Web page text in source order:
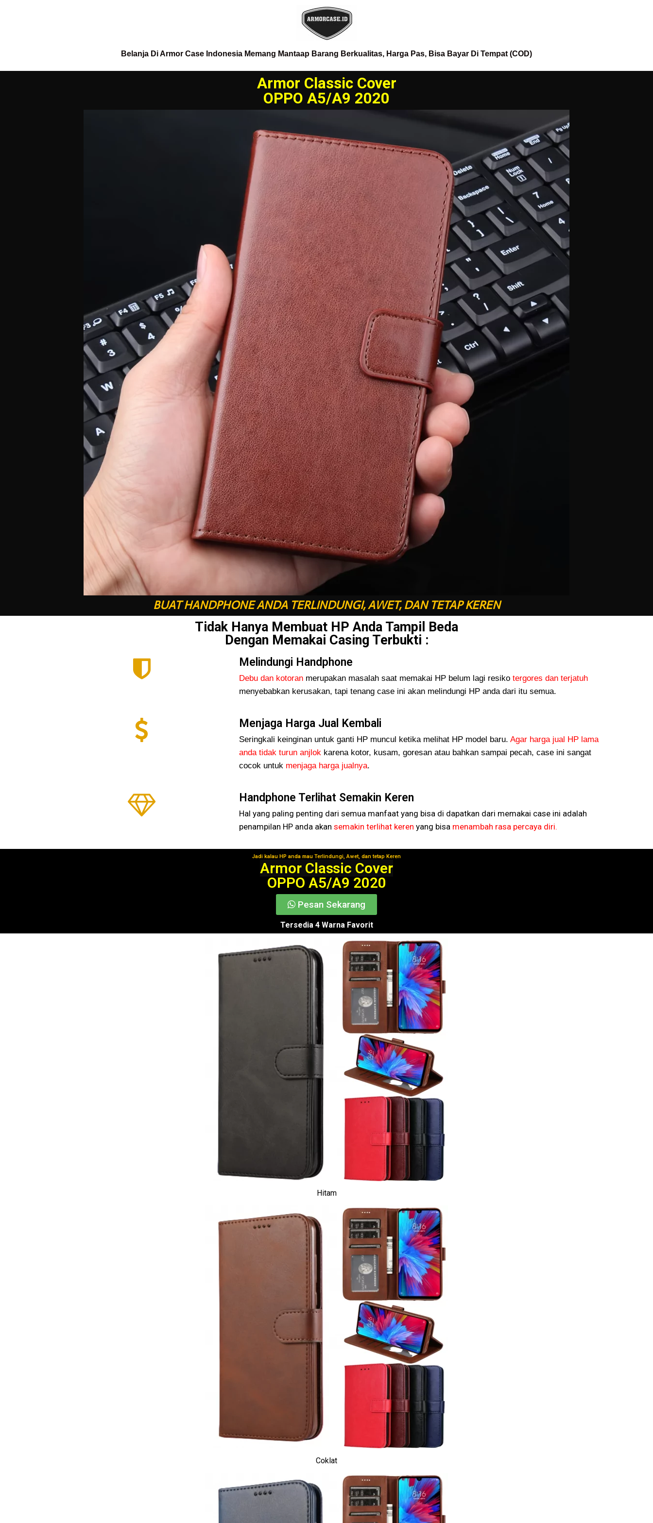
Belanja Di Armor Case Indonesia Memang Mantaap Barang Berkualitas, Harga Pas, Bisa Bayar Di Tempat (COD)
Armor Classic Cover
OPPO A5/A9 2020
BUAT HANDPHONE ANDA TERLINDUNGI, AWET, DAN TETAP KEREN
Tidak Hanya Membuat HP Anda Tampil Beda
Dengan Memakai Casing Terbukti :
Melindungi Handphone
Debu dan kotoran merupakan masalah saat memakai HP belum lagi resiko tergores dan terjatuh
menyebabkan kerusakan, tapi tenang case ini akan melindungi HP anda dari itu semua.
Menjaga Harga Jual Kembali
Seringkali keinginan untuk ganti HP muncul ketika melihat HP model baru. Agar harga jual HP lama
anda tidak turun anjlokkarena kotor, kusam, goresan atau bahkan sampai pecah, case ini sangat
cocok untuk menjaga harga jualnya.
Handphone Terlihat Semakin Keren
Hal yang paling penting dari semua manfaat yang bisa di dapatkan dari memakai case ini adalah
penampilan HP anda akan semakin terlihat keren yang bisa menambah rasa percaya diri.
Jadi kalau HP anda mau Terlindungi, Awet, dan tetap Keren
Segera Gunakan!
Armor Classic Cover
OPPO A5/A9 2020
Pesan Sekarang
Tersedia 4 Warna Favorit
Hitam
Coklat